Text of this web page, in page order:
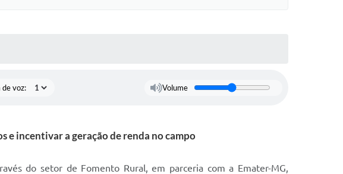
de voz: Volume
incentivar a geração de renda no campo
do setor de Fomento Rural, em parceria com a Emater-MG,